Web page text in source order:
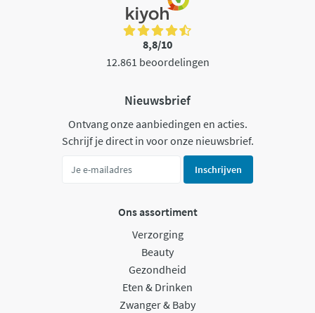
8,8/10
12.861 beoordelingen
Nieuwsbrief
Ontvang onze aanbiedingen en acties.
Schrijf je direct in voor onze nieuwsbrief.
Inschrijven
Ons assortiment
Verzorging
Beauty
Gezondheid
Eten & Drinken
Zwanger & Baby